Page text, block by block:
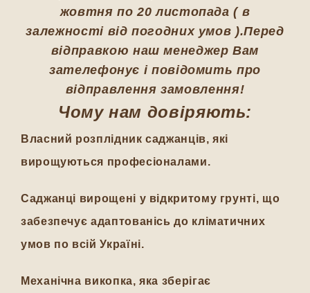
жовтня по 20 листопада ( в
залежності від погодних умов ).Перед
відправкою наш менеджер Вам
зателефонує і повідомить про
відправлення замовлення!
Чому нам довіряють:
Власний розплідник саджанців, які
вирощуються професіоналами.
Саджанці вирощені у відкритому грунті, що
забезпечує адаптованісь до кліматичних
умов по всій Україні.
Механічна викопка, яка зберігає